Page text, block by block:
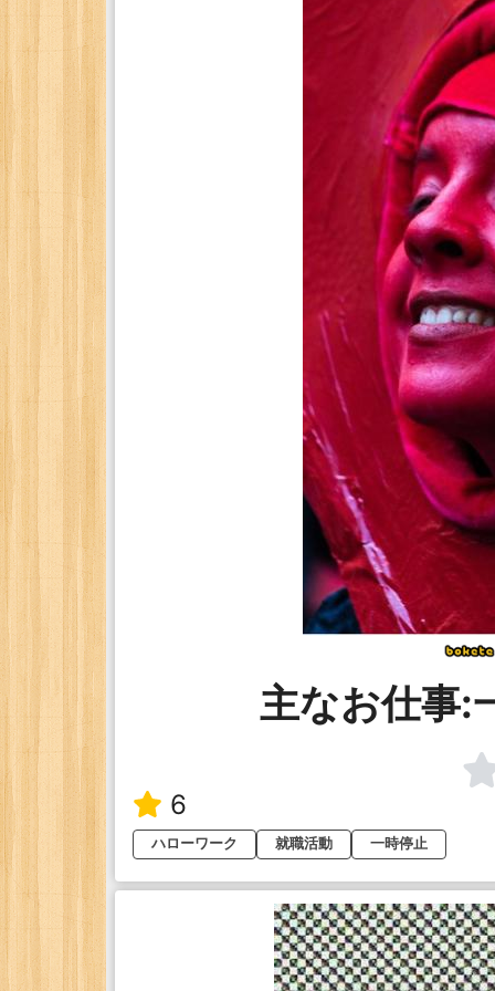
主なお仕事:
6
ハローワーク 就職活動 一時停止